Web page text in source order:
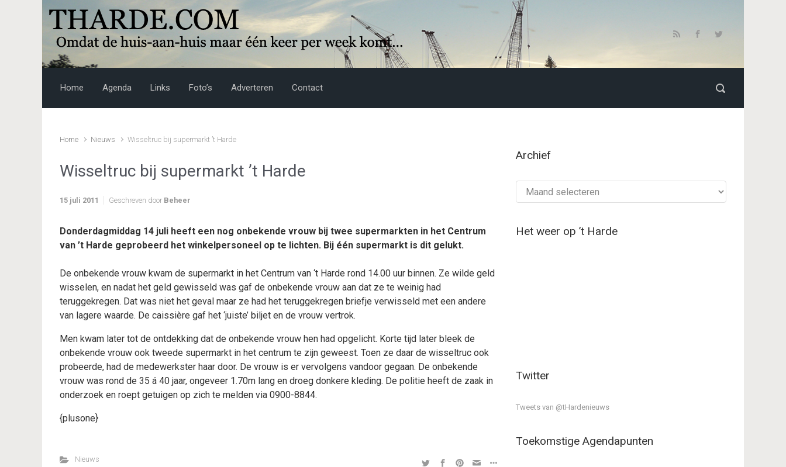
Skip to main content
Home Agenda Links Foto’s Adverteren Contact
Home Nieuws Wisseltruc bij supermarkt ’t Harde
Wisseltruc bij supermarkt ’t Harde
15 juli 2011 Geschreven door Beheer
Donderdagmiddag 14 juli heeft een nog onbekende vrouw bij twee supermarkten in het Centrum
van ’t Harde geprobeerd het winkelpersoneel op te lichten. Bij één supermarkt is dit gelukt.
De onbekende vrouw kwam de supermarkt in het Centrum van ‘t Harde rond 14.00 uur binnen. Ze wilde geld
wisselen, en nadat het geld gewisseld was gaf de onbekende vrouw aan dat ze te weinig had
teruggekregen. Dat was niet het geval maar ze had het teruggekregen briefje verwisseld met een andere
van lagere waarde. De caissière gaf het ‘juiste’ biljet en de vrouw vertrok.
Men kwam later tot de ontdekking dat de onbekende vrouw hen had opgelicht. Korte tijd later bleek de
onbekende vrouw ook tweede supermarkt in het centrum te zijn geweest. Toen ze daar de wisseltruc ook
probeerde, had de medewerkster haar door. De vrouw is er vervolgens vandoor gegaan. De onbekende
vrouw was rond de 35 á 40 jaar, ongeveer 1.70m lang en droeg donkere kleding. De politie heeft de zaak in
onderzoek en roept getuigen op zich te melden via 0900-8844.
{plusone}
Nieuws
Archief
Het weer op ’t Harde
Twitter
Tweets van @tHardenieuws
Toekomstige Agendapunten